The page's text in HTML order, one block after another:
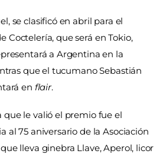
se clasificó en abril para el
Coctelería, que será en Tokio,
a Argentina en la
que el tucumano Sebastián
en flair.
que le valió el premio fue el
al 75 aniversario de la Asociación
lleva ginebra Llave, Aperol, licor